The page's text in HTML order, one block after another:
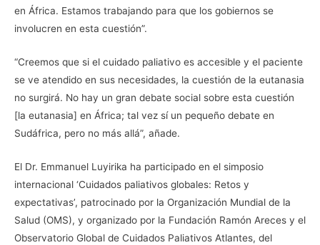
en África. Estamos trabajando para que los gobiernos se
involucren en esta cuestión”.
“Creemos que si el cuidado paliativo es accesible y el paciente
se ve atendido en sus necesidades, la cuestión de la eutanasia
no surgirá. No hay un gran debate social sobre esta cuestión
[la eutanasia] en África; tal vez sí un pequeño debate en
Sudáfrica, pero no más allá”, añade.
El Dr. Emmanuel Luyirika ha participado en el simposio
internacional ‘Cuidados paliativos globales: Retos y
expectativas’, patrocinado por la Organización Mundial de la
Salud (OMS), y organizado por la Fundación Ramón Areces y el
Observatorio Global de Cuidados Paliativos Atlantes, del